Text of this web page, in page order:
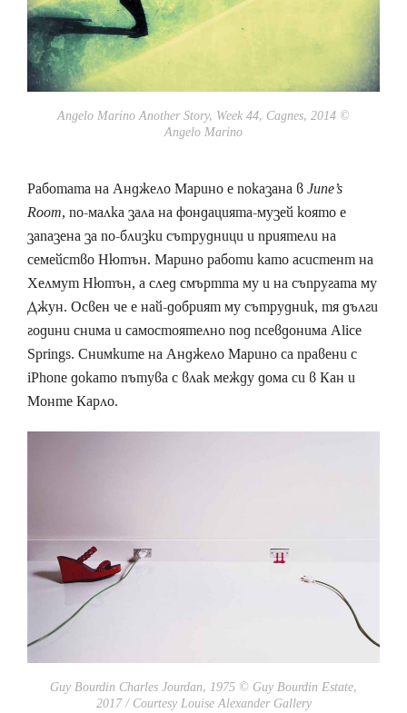
Angelo Marino Another Story, Week 44, Cagnes, 2014 ©
Angelo Marino
Работата на Анджело Марино е показана вJune’s
Room, по-малка зала на фондацията-музей която е
запазена за по-близки сътрудници и приятели на
семейство Нютън. Марино работи като асистент на
Хелмут Нютън, а след смъртта му и на съпругата му
Джун. Освен че е най-добрият му сътрудник, тя дълги
години снима и самостоятелно под псевдонима Alice
Springs. Снимките на Анджело Марино са правени с
iPhone докато пътува с влак между дома си в Кан и
Монте Карло.
Guy Bourdin Charles Jourdan, 1975 © Guy Bourdin Estate,
2017 / Courtesy Louise Alexander Gallery